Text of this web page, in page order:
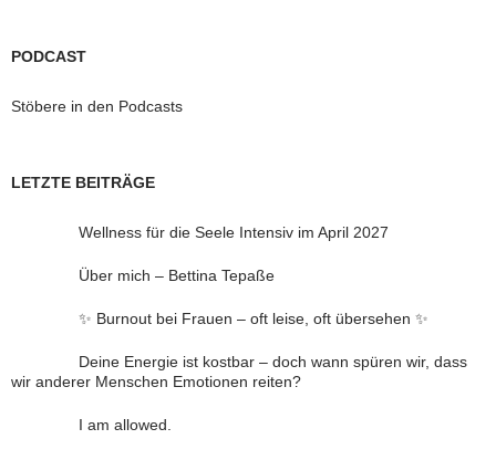
PODCAST
Stöbere in den Podcasts
LETZTE BEITRÄGE
Wellness für die Seele Intensiv im April 2027
Über mich – Bettina Tepaße
✨ Burnout bei Frauen – oft leise, oft übersehen ✨
Deine Energie ist kostbar – doch wann spüren wir, dass
wir anderer Menschen Emotionen reiten?
I am allowed.